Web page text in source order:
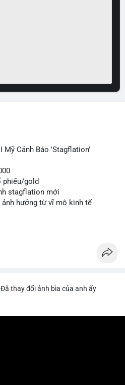
Mỹ Cảnh Báo 'Stagflation'
phiếu/gold
stagflation mới
hưởng từ vĩ mô kinh tế
thay đổi ảnh bìa của anh ấy